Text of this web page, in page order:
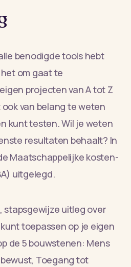
benodigde tools hebt
om gaat te
projecten van A tot Z
van belang te weten
kunt testen. Wil je weten
resultaten behaalt? In
Maatschappelijke kosten-
uitgelegd.
stapsgewijze uitleg over
toepassen op je eigen
de 5 bouwstenen: Mens
Toegang tot